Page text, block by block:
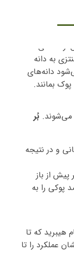
کاهش تعداد
پس از گلدهی،
به دانه
دانه‌های
بمانند.
می‌شوند. بُر
و در نتیجه
از باز
پوکی را به
هیبرید که تا
عملکرد را تا